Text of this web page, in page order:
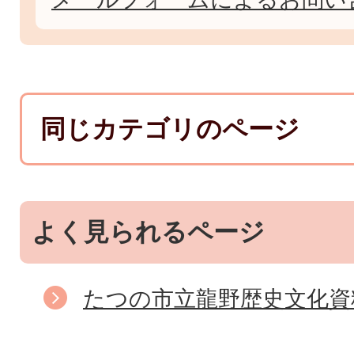
同じカテゴリのページ
よく見られるページ
たつの市立龍野歴史文化